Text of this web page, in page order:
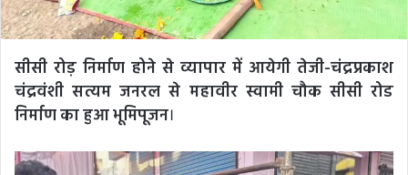
सीसी रोड़ निर्माण होने से व्यापार में आयेगी तेजी-चंद्रप्रकाश
चंद्रवंशी सत्यम जनरल से महावीर स्वामी चौक सीसी रोड
निर्माण का हुआ भूमिपूजन।